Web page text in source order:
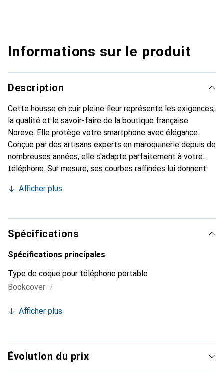
Informations sur le produit
Description
Cette housse en cuir pleine fleur représente les exigences,
la qualité et le savoir-faire de la boutique française
Noreve. Elle protège votre smartphone avec élégance.
Conçue par des artisans experts en maroquinerie depuis de
nombreuses années, elle s'adapte parfaitement à votre
téléphone. Sur mesure, ses courbes raffinées lui donnent
et indispensable pour votre smartphone. Reconnu
marque Noreve est un choix sûr pour une clientèle
exigeante.
Afficher plus
Spécifications
Spécifications principales
Type de coque pour téléphone portable
Bookcover i
Afficher plus
Évolution du prix